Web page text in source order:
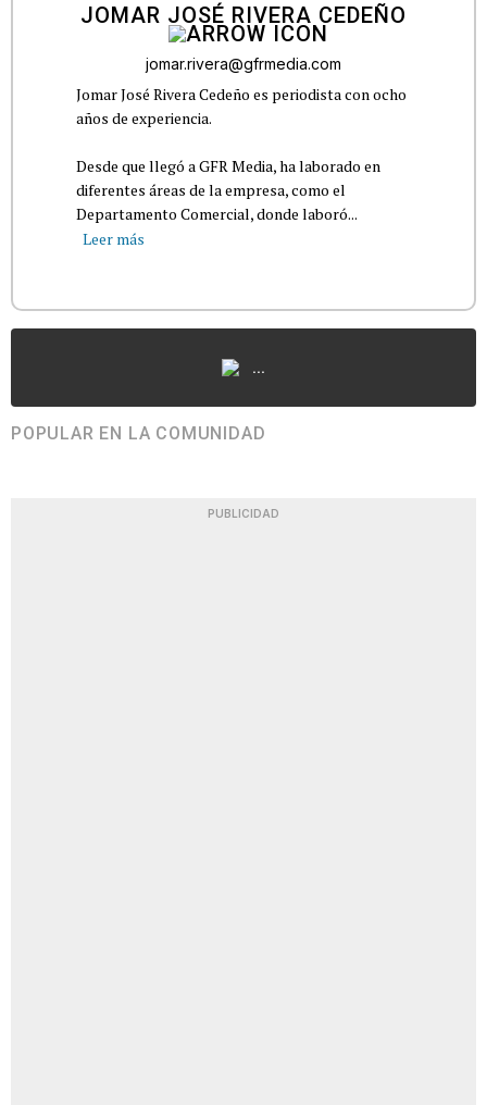
JOMAR JOSÉ RIVERA CEDEÑO
jomar.rivera@gfrmedia.com
Jomar José Rivera Cedeño es periodista con ocho
años de experiencia.
Desde que llegó a GFR Media, ha laborado en
diferentes áreas de la empresa, como el
Departamento Comercial, donde laboró...
Leer más
...
POPULAR EN LA COMUNIDAD
PUBLICIDAD